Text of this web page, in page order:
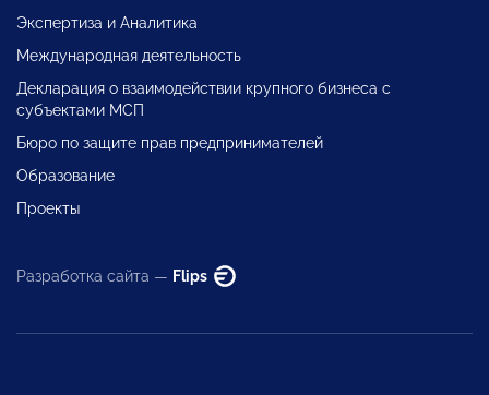
Экспертиза и Аналитика
Международная деятельность
Декларация о взаимодействии крупного бизнеса с
субъектами МСП
Бюро по защите прав предпринимателей
Образование
Проекты
Разработка сайта — Flips